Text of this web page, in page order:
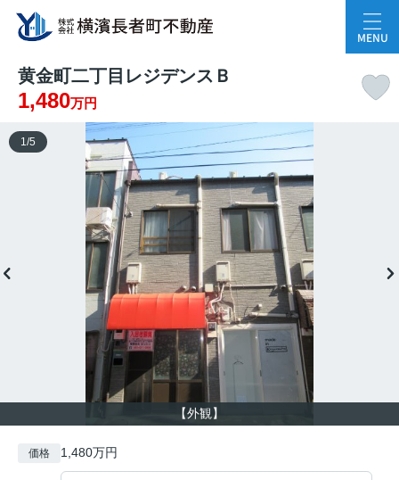
MENU
黄金町二丁目レジデンスＢ
1,480万円
【外観】
1 /5
価格 1,480万円